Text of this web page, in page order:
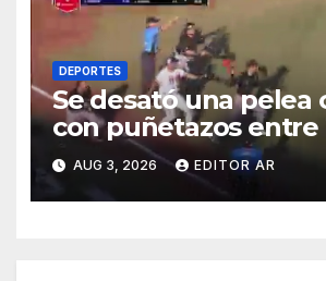
DEPORTES
Se desató una pelea
con puñetazos entre
Tijuana, Acereros de
Monclova
AUG 3, 2026 EDITOR AR